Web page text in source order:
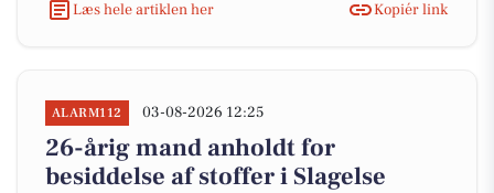
Læs hele artiklen her
Kopiér link
ALARM112 03-08-2026 12:25
26-årig mand anholdt for
besiddelse af stoffer i Slagelse